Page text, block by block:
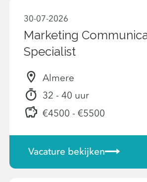
30-07-2026
Marketing
Specialist
Almere
32 - 40 uur
€4500 - €5500
Vacature bekijken